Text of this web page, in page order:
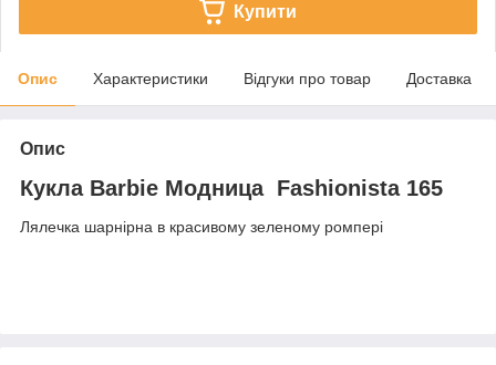
Купити
Опис Характеристики Відгуки про товар Доставка
Опис
Кукла Barbie Модница Fashionista 165
Лялечка шарнірна в красивому зеленому ромпері